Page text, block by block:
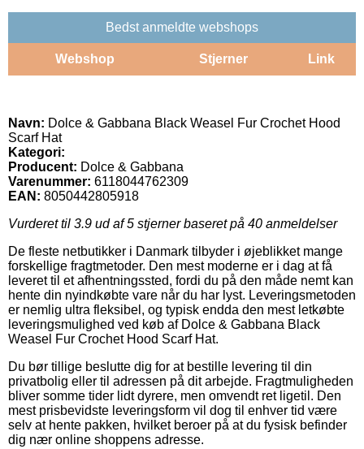
Bedst anmeldte webshops
Webshop Stjerner Link
Navn: Dolce & Gabbana Black Weasel Fur Crochet Hood
Scarf Hat
Kategori:
Producent: Dolce & Gabbana
Varenummer: 6118044762309
EAN: 8050442805918
Vurderet til 3.9 ud af 5 stjerner baseret på 40 anmeldelser
De fleste netbutikker i Danmark tilbyder i øjeblikket mange
forskellige fragtmetoder. Den mest moderne er i dag at få
leveret til et afhentningssted, fordi du på den måde nemt kan
hente din nyindkøbte vare når du har lyst. Leveringsmetoden
er nemlig ultra fleksibel, og typisk endda den mest letkøbte
leveringsmulighed ved køb af Dolce & Gabbana Black
Weasel Fur Crochet Hood Scarf Hat.
Du bør tillige beslutte dig for at bestille levering til din
privatbolig eller til adressen på dit arbejde. Fragtmuligheden
bliver somme tider lidt dyrere, men omvendt ret ligetil. Den
mest prisbevidste leveringsform vil dog til enhver tid være
selv at hente pakken, hvilket beroer på at du fysisk befinder
dig nær online shoppens adresse.